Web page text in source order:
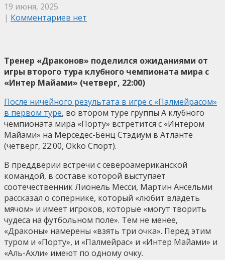
19 июня, 2025
| Комментариев нет
Тренер «Драконов» поделился ожиданиями от
игры второго тура клубного чемпионата мира с
«Интер Майами» (четверг, 22:00)
После ничейного результата в игре с «Палмейрасом»
в первом туре, во втором туре группы А клубного
чемпионата мира «Порту» встретится с «Интером
Майами» на Мерседес-Бенц Стэдиум в Атланте
(четверг, 22:00, Okko Спорт).
В преддверии встречи с североамериканской
командой, в составе которой выступает
соотечественник Лионель Месси, Мартин Ансельми
рассказал о сопернике, который «любит владеть
мячом» и имеет игроков, которые «могут творить
чудеса на футбольном поле». Тем не менее,
«Драконы» намерены «взять три очка». Перед этим
туром и «Порту», и «Палмейрас» и «Интер Майами» и
«Аль-Ахли» имеют по одному очку.